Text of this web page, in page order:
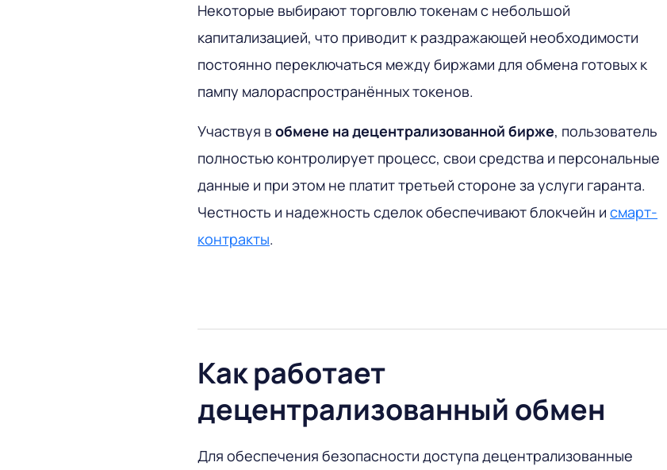
Некоторые выбирают торговлю токенам с небольшой
капитализацией, что приводит к раздражающей необходимости
постоянно переключаться между биржами для обмена готовых к
пампу малораспространённых токенов.
Участвуя в обмене на децентрализованной бирже, пользователь
полностью контролирует процесс, свои средства и персональные
данные и при этом не платит третьей стороне за услуги гаранта.
Честность и надежность сделок обеспечивают блокчейн и смарт-
контракты.
Как работает
децентрализованный обмен
Для обеспечения безопасности доступа децентрализованные